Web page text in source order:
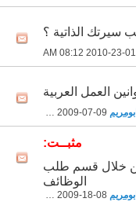
سيرتك الذاتية ؟
08:12 AM
العمل العربية
03:52 PM
مثبــت:
خلال قسم طلب
الوظائف
02:51 PM